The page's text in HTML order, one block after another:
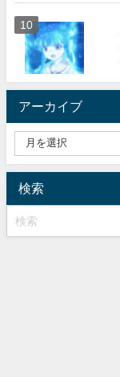
アーカイブ
検索